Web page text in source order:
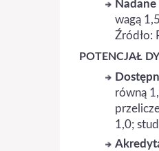
wagą
Źródło:
POTENCJAŁ
równą
1,0;